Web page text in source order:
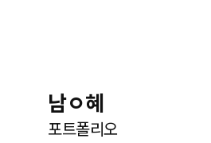
남ㅇ혜
포트폴리오